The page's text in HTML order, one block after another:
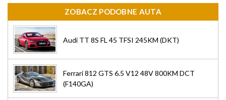
ZOBACZ PODOBNE AUTA
Audi TT 8S FL 45 TFSI 245KM (DKT)
Ferrari 812 GTS 6.5 V12 48V 800KM DCT
(F140GA)